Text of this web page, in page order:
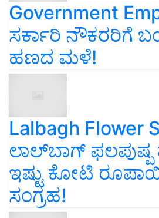
Government
ಸರ್ಕಾರಿ ನೌಕರರಿಗೆ
ಹಣದ ಮಳೆ!
Lalbagh Flower
ಲಾಲ್‌ಬಾಗ್ ಫಲಪುಷ್ಪ
ಇಷ್ಟು ಕೋಟಿ
ಸಂಗ್ರಹ!